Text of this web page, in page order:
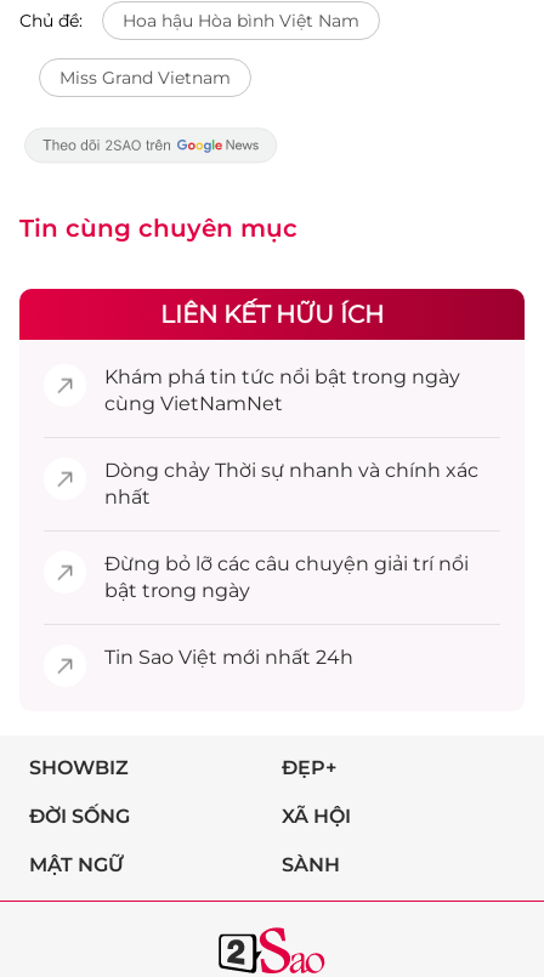
Chủ đề: Hoa hậu Hòa bình Việt Nam
Miss Grand Vietnam
Tin cùng chuyên mục
LIÊN KẾT HỮU ÍCH
Khám phá tin tức nổi bật trong ngày
cùng VietNamNet
Dòng chảy Thời sự nhanh và chính xác
nhất
Đừng bỏ lỡ các câu chuyện giải trínổi
bật trong ngày
Tin Sao Việt mới nhất 24h
SHOWBIZ ĐẸP+
ĐỜI SỐNG XÃ HỘI
MẬT NGỮ SÀNH